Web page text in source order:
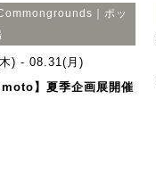
｜ポッ
) - 08.31(月)
】夏季企画展開催